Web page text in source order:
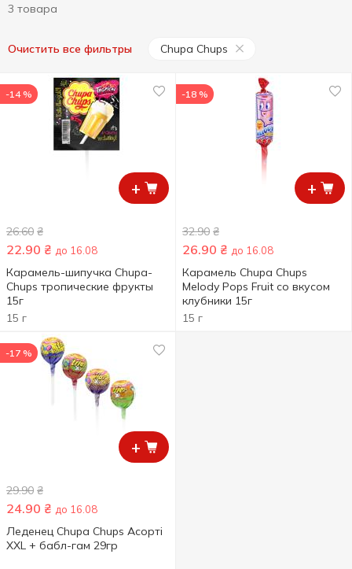
3 товара
Очистить все фильтры Chupa Chups
+
-14 %
26.60 ₴
22.90 ₴ до 16.08
Карамель-шипучка Chupa-
Chups тропические фрукты
15г
15 г
+
-18 %
32.90 ₴
26.90 ₴ до 16.08
Карамель Chupa Chups
Melody Pops Fruit со вкусом
клубники 15г
15 г
+
-17 %
29.90 ₴
24.90 ₴ до 16.08
Леденец Chupa Chups Асорті
ХХL + бабл-гам 29гр